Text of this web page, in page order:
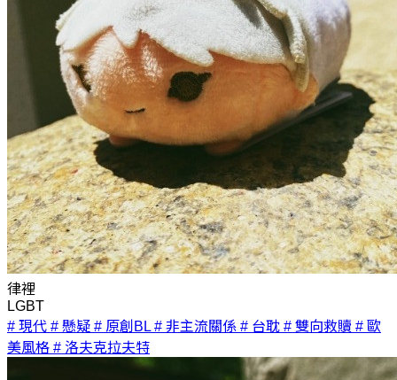
律裡
LGBT
# 現代 # 懸疑 # 原創BL # 非主流關係 # 台耽 # 雙向救贖 # 歐
美風格 # 洛夫克拉夫特